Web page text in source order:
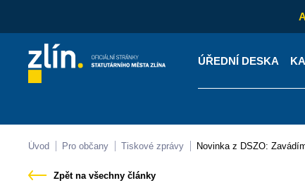
ÚŘEDNÍ DESKA
Kontakty Úřední
Úvod Pro občany Tiskové zprávy Novinka z DSZO:
Zpět na všechny články